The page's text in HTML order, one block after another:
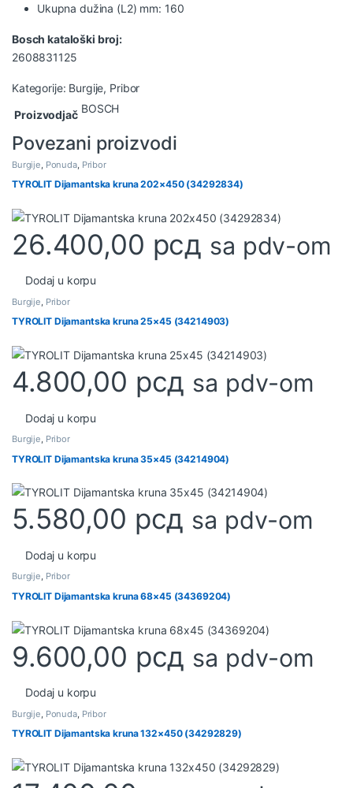
Ukupna dužina (L2) mm: 160
Bosch kataloški broj:
2608831125
Kategorije: Burgije, Pribor
Proizvodjač BOSCH
Povezani proizvodi
Burgije Ponuda, Pribor
TYROLIT Dijamantska kruna 202×450 (34292834)
26.400,00 рсд sa pdv-om
Dodaj u korpu
Burgije, Pribor
TYROLIT Dijamantska kruna 25×45 (34214903)
4.800,00 рсд sa pdv-om
Dodaj u korpu
Burgije, Pribor
TYROLIT Dijamantska kruna 35×45 (34214904)
5.580,00 рсд sa pdv-om
Dodaj u korpu
Burgije, Pribor
TYROLIT Dijamantska kruna 68×45 (34369204)
9.600,00 рсд sa pdv-om
Dodaj u korpu
Burgije Ponuda, Pribor
TYROLIT Dijamantska kruna 132×450 (34292829)